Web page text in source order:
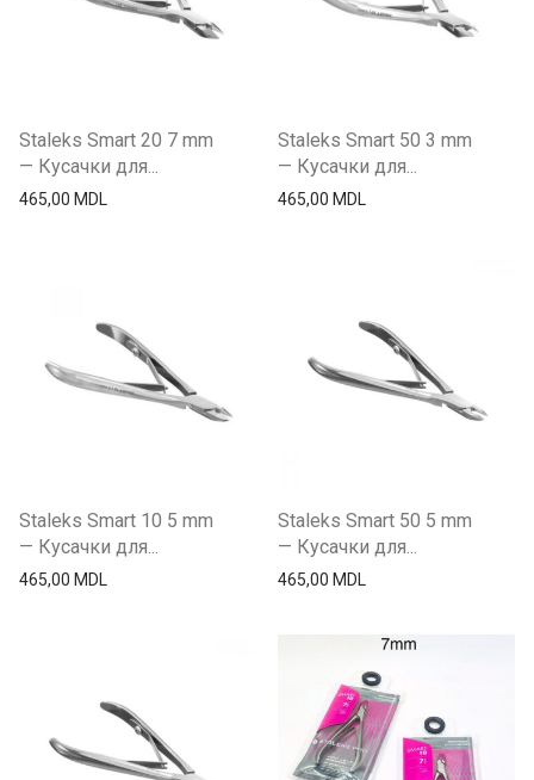
Staleks Smart 20 7 mm
— Кусачки для...
465,00 MDL
Staleks Smart 50 3 mm
— Кусачки для...
465,00 MDL
Staleks Smart 10 5 mm
— Кусачки для...
465,00 MDL
Staleks Smart 50 5 mm
— Кусачки для...
465,00 MDL